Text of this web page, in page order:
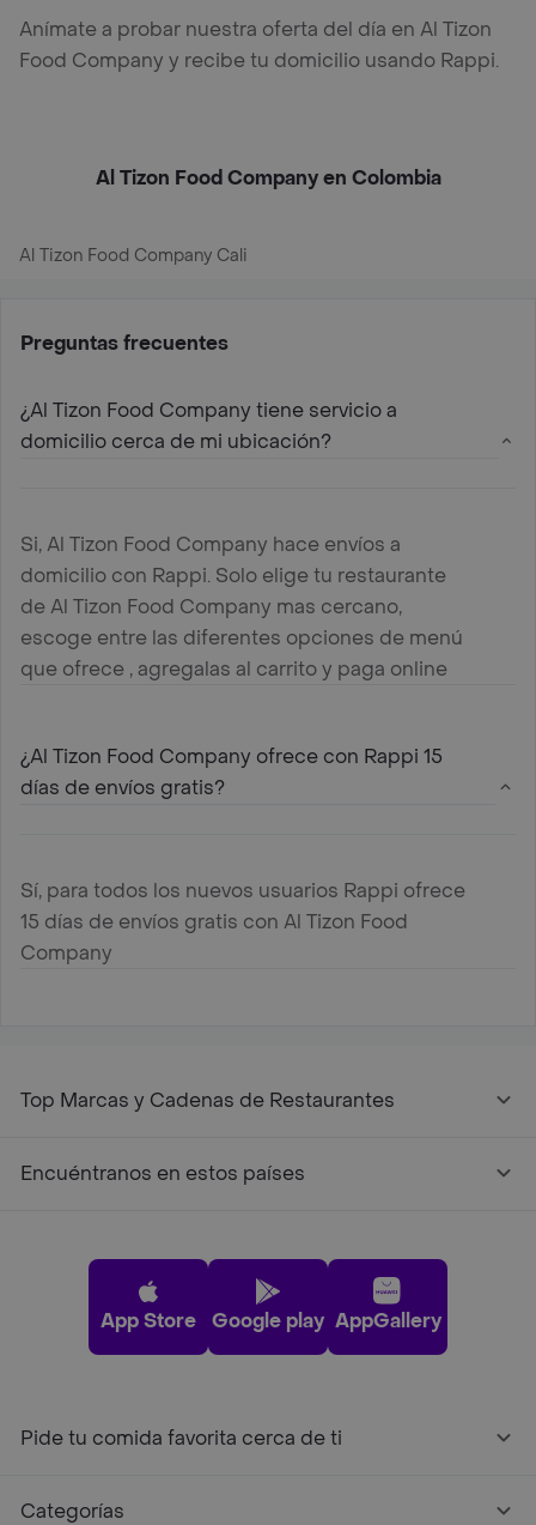
Anímate a probar nuestra oferta del día en Al Tizon
Food Company y recibe tu domicilio usando Rappi.
Al Tizon Food Company en Colombia
Al Tizon Food Company Cali
Preguntas frecuentes
¿Al Tizon Food Company tiene servicio a
domicilio cerca de mi ubicación?
Si, Al Tizon Food Company hace envíos a
domicilio con Rappi. Solo elige tu restaurante
de Al Tizon Food Company mas cercano,
escoge entre las diferentes opciones de menú
que ofrece , agregalas al carrito y paga online
¿Al Tizon Food Company ofrece con Rappi 15
días de envíos gratis?
Sí, para todos los nuevos usuarios Rappi ofrece
15 días de envíos gratis con Al Tizon Food
Company
Top Marcas y Cadenas de Restaurantes
Encuéntranos en estos países
App Store Google play AppGallery
Pide tu comida favorita cerca de ti
Categorías